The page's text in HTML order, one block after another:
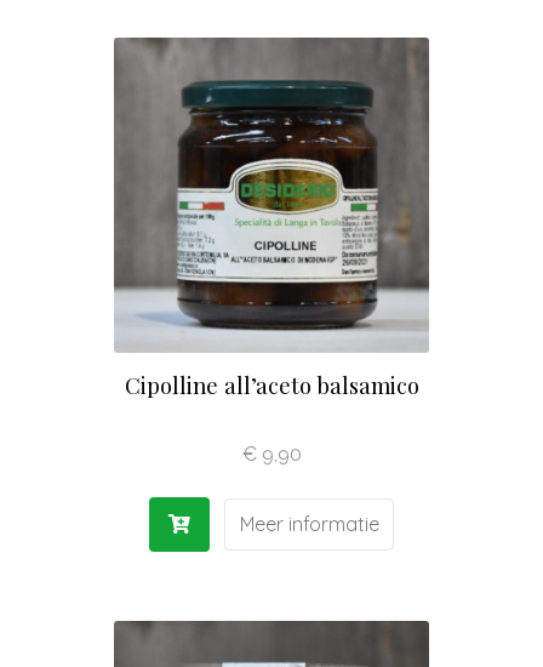
Cipolline all’aceto balsamico
€9,90
Meer informatie